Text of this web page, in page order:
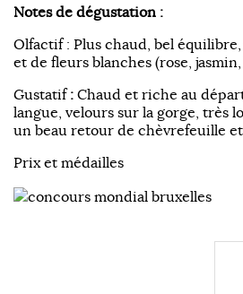
Notes de dégustation :
Olfactif : Plus chaud, bel
et de fleurs blanches (rose, jasmin,
Gustatif: Chaud et riche au
langue, velours sur la gorge, très
un beau retour de chèvrefeuille
Prix et médailles